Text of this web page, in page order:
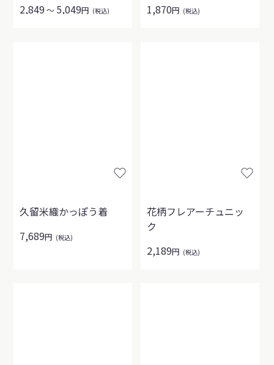
2,849～ 5,049円 (税込)
1,870円 (税込)
久留米織かっぽう着
7,689円 (税込)
花柄フレアーチュニッ
ク
2,189円 (税込)